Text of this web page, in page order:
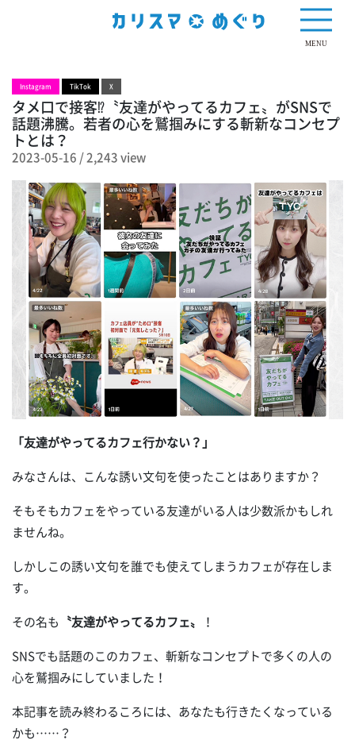
MENU
Instagram TikTok X
タメ口で接客⁉〝友達がやってるカフェ〟がSNSで
話題沸騰。若者の心を鷲掴みにする斬新なコンセプ
トとは？
2023-05-16 /2,243 view
「友達がやってるカフェ行かない？」
みなさんは、こんな誘い文句を使ったことはありますか？
そもそもカフェをやっている友達がいる人は少数派かもしれ
ませんね。
しかしこの誘い文句を誰でも使えてしまうカフェが存在しま
す。
その名も 〝友達がやってるカフェ〟
！
SNSでも話題のこのカフェ、斬新なコンセプトで多くの人の
心を鷲掴みにしていました！
本記事を読み終わるころには、あなたも行きたくなっている
かも……？